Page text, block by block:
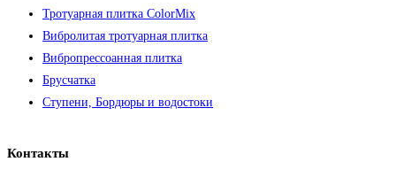
Тротуарная плитка ColorMix
Вибролитая тротуарная плитка
Вибропрессоанная плитка
Брусчатка
Ступени, Бордюры и водостоки
Контакты